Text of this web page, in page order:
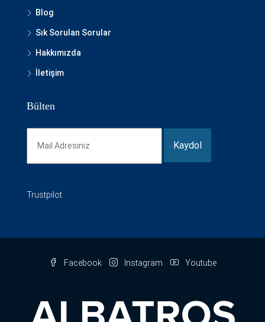
Blog
Sık Sorulan Sorular
Hakkımızda
İletişim
Bülten
Trustpilot
Facebook Instagram Youtube